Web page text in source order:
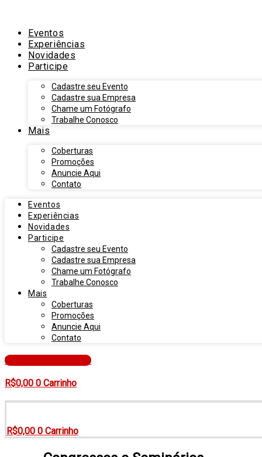
Eventos
Experiências
Novidades
Participe
Cadastre seu Evento
Cadastre sua Empresa
Chame um Fotógrafo
Trabalhe Conosco
Mais
Coberturas
Promoções
Anuncie Aqui
Contato
Eventos
Experiências
Novidades
Participe
Cadastre seu Evento
Cadastre sua Empresa
Chame um Fotógrafo
Trabalhe Conosco
Mais
Coberturas
Promoções
Anuncie Aqui
Contato
Entre ou Cadastre-se
R$0,00 0 Carrinho
R$0,00 0 Carrinho